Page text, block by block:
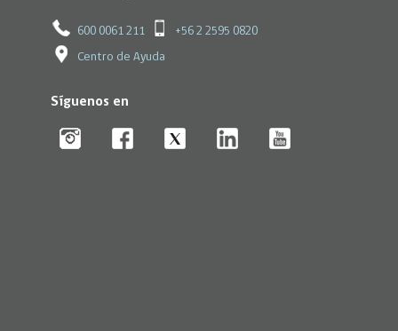
600 0061 211 +56 2 2595 0820
Centro de Ayuda
Síguenos en